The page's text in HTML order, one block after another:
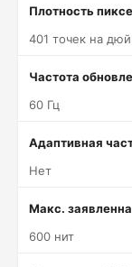
Плотность
401 точек на
Частота
60 Гц
Адаптивная
Нет
Макс.
600 нит